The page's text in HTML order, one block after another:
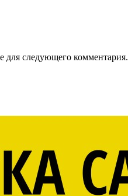
для следующего комментария.